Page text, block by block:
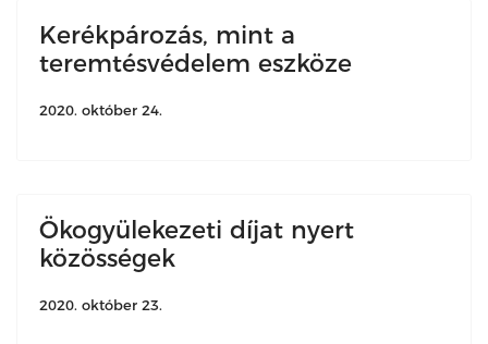
Kerékpározás, mint a
teremtésvédelem eszköze
2020. október 24.
Ökogyülekezeti díjat nyert
közösségek
2020. október 23.